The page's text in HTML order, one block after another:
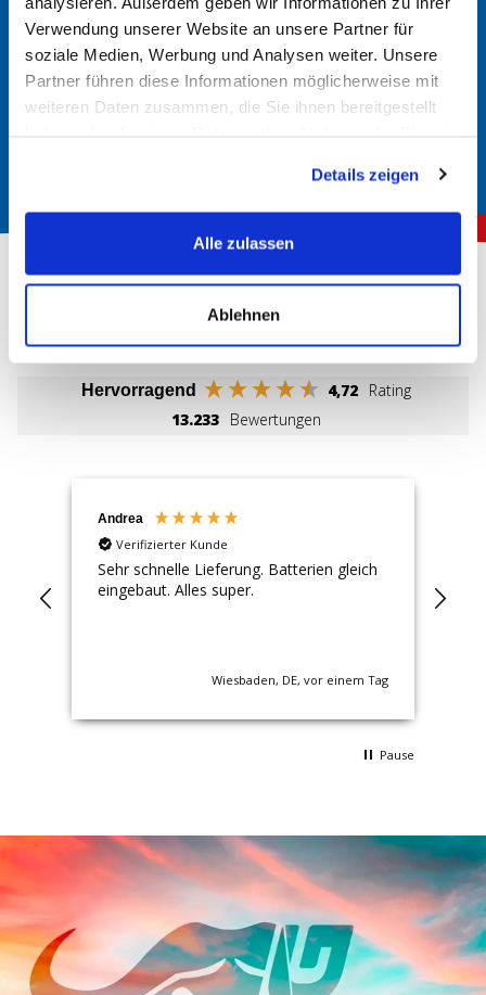
Verwendung unserer Website an unsere Partner für
soziale Medien, Werbung und Analysen weiter. Unsere
Partner führen diese Informationen möglicherweise mit
weiteren Daten zusammen, die Sie ihnen bereitgestellt
Details zeigen
Alle zulassen
Ablehnen
Im Handbuch nachsehen
In der Regel finden Sie im Handbuch Ihres Fahrzeugs
Informationen über den richtigen Batterietyp. Hier werden
die erforderlichen Spezifikationen und Größen angegeben.
Über 150.000 zufriedene Kunden
Hervorragend 4,72 Rating
13.233 Bewertungen
Andrea
Verifizierter Kunde
Sehr schnelle Lieferung. Batterien gleich
eingebaut. Alles super.
Wiesbaden, DE, vor einem Tag
Pause